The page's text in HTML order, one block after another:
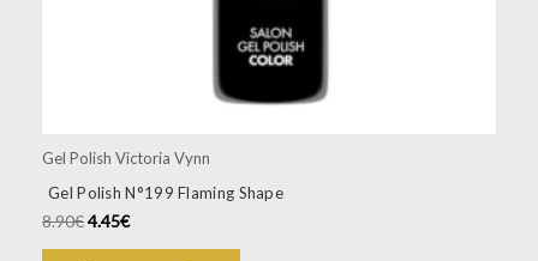
Gel Polish Victoria Vynn
Gel Polish N°199 Flaming Shape
8.90€4.45€